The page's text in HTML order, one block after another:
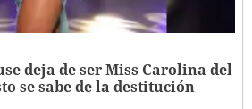
deja de ser Miss Carolina del
se sabe de la destitución